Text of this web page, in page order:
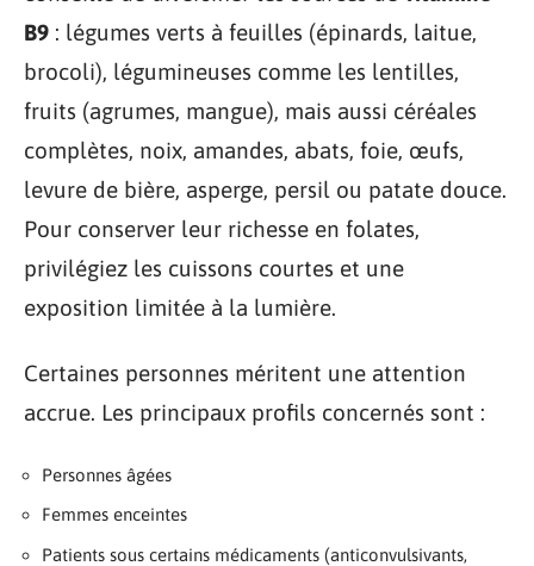
B9 : légumes verts à feuilles (épinards, laitue,
brocoli), légumineuses comme les lentilles,
fruits (agrumes, mangue), mais aussi céréales
complètes, noix, amandes, abats, foie, œufs,
levure de bière, asperge, persil ou patate douce.
Pour conserver leur richesse en folates,
privilégiez les cuissons courtes et une
exposition limitée à la lumière.
Certaines personnes méritent une attention
accrue. Les principaux profils concernés sont :
Personnes âgées
Femmes enceintes
Patients sous certains médicaments (anticonvulsivants,